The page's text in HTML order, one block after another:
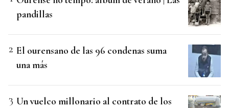
pandillas
El ourensano de las 96 condenas suma
una más
Un vuelco millonario al contrato de los